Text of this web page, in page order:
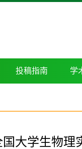
投稿指南 学
国大学生物